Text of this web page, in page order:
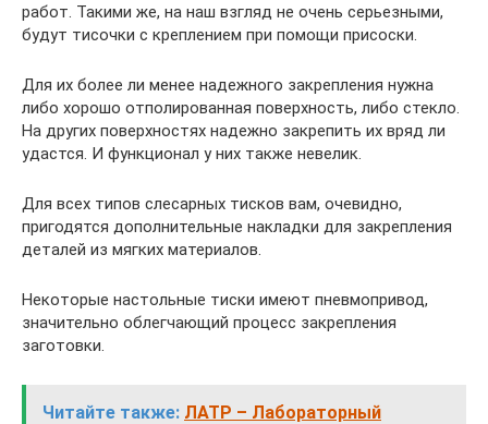
работ. Такими же, на наш взгляд не очень серьезными,
будут тисочки с креплением при помощи присоски.
Для их более ли менее надежного закрепления нужна
либо хорошо отполированная поверхность, либо стекло.
На других поверхностях надежно закрепить их вряд ли
удастся. И функционал у них также невелик.
Для всех типов слесарных тисков вам, очевидно,
пригодятся дополнительные накладки для закрепления
деталей из мягких материалов.
Некоторые настольные тиски имеют пневмопривод,
значительно облегчающий процесс закрепления
заготовки.
Читайте также: ЛАТР – Лабораторный